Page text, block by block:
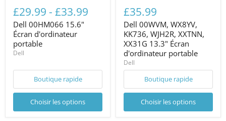
£29.99 - £33.99
Dell 00HM066 15.6"
Écran d'ordinateur
portable
Dell
Boutique rapide
Choisir les options
£35.99
Dell 00WVM, WX8YV,
KK736, WJH2R, XXTNN,
XX31G 13.3" Écran
d'ordinateur portable
Dell
Boutique rapide
Choisir les options